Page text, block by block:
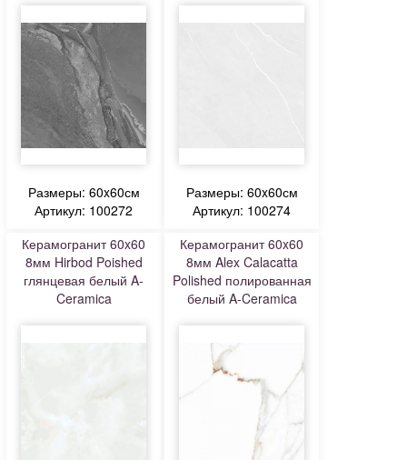
Размеры: 60x60см
Артикул: 100272
Размеры: 60x60см
Артикул: 100274
Керамогранит 60x60
8мм Hirbod Poished
глянцевая белый A-
Ceramica
Керамогранит 60x60
8мм Alex Calacatta
Polished полированная
белый A-Ceramica